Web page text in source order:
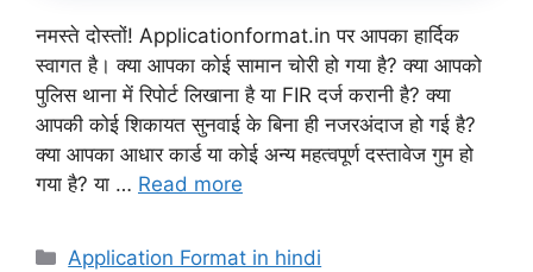
नमस्ते दोस्तों! Applicationformat.in पर आपका हार्दिक
स्वागत है। क्या आपका कोई सामान चोरी हो गया है? क्या आपको
पुलिस थाना में रिपोर्ट लिखाना है या FIR दर्ज करानी है? क्या
आपकी कोई शिकायत सुनवाई के बिना ही नजरअंदाज हो गई है?
क्या आपका आधार कार्ड या कोई अन्य महत्वपूर्ण दस्तावेज गुम हो
गया है? या … Read more
Categories
Application Format in hindi